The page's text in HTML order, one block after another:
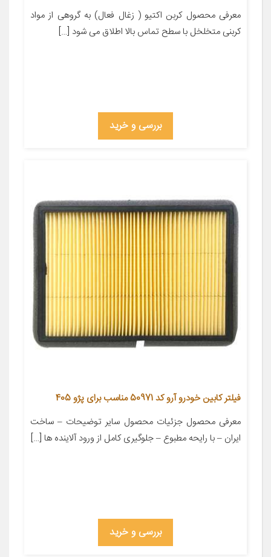
معرفی محصول کربن اکتیو ( زغال فعال) به گروهی از مواد
کربنی متخلخل با سطح تماس بالا اطلاق می شود […]
بررسی و خرید
فیلتر کابین خودرو آرو کد 50971 مناسب برای پژو 405
معرفی محصول جزئیات محصول سایر توضیحات – ساخت
ایران – با رایحه مطبوع – جلوگیری کامل از ورود آلاینده ها […]
بررسی و خرید